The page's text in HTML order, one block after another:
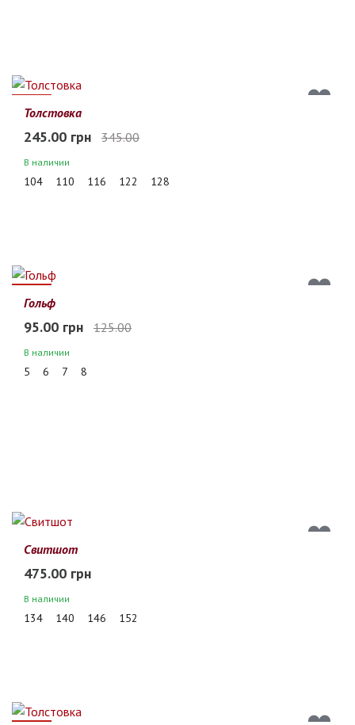
29%
Толстовка
245.00 грн 345.00
В наличии
104 110 116 122 128
24%
Гольф
95.00 грн 125.00
В наличии
5 6 7 8
Свитшот
475.00 грн
В наличии
134 140 146 152